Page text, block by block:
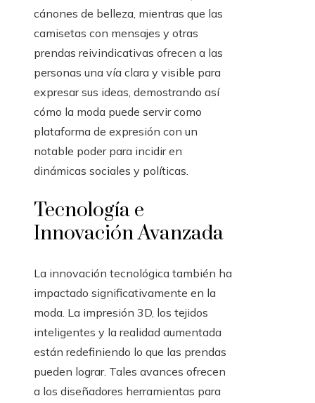
cánones de belleza, mientras que las
camisetas con mensajes y otras
prendas reivindicativas ofrecen a las
personas una vía clara y visible para
expresar sus ideas, demostrando así
cómo la moda puede servir como
plataforma de expresión con un
notable poder para incidir en
dinámicas sociales y políticas.
Tecnología e
Innovación Avanzada
La innovación tecnológica también ha
impactado significativamente en la
moda. La impresión 3D, los tejidos
inteligentes y la realidad aumentada
están redefiniendo lo que las prendas
pueden lograr. Tales avances ofrecen
a los diseñadores herramientas para